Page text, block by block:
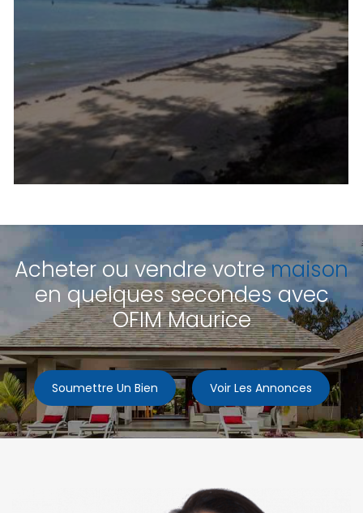
Acheter ou vendre votremaison
en quelques secondes avec
OFIM Maurice
Soumettre Un Bien Voir Les Annonces